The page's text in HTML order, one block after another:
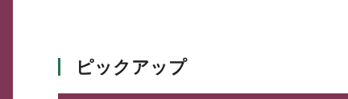
ピックアップ